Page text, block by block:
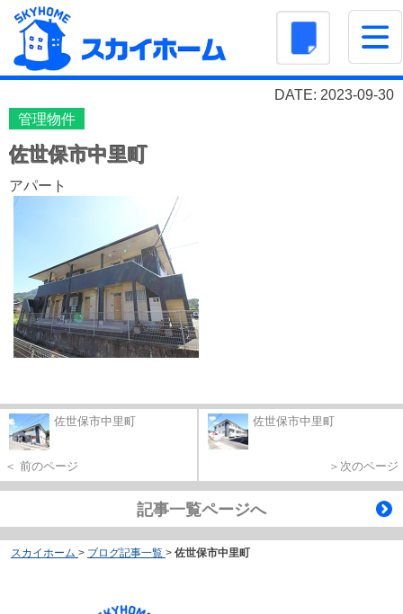
DATE: 2023-09-30
管理物件
佐世保市中里町
アパート
佐世保市中里町
＜ 前のページ
佐世保市中里町
＞次のページ
記事一覧ページへ
スカイホーム > ブログ記事一覧 > 佐世保市中里町